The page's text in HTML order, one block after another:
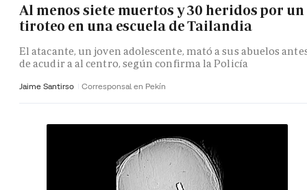
Al menos siete muertos y 30 heridos por un
tiroteo en una escuela de Tailandia
El atacante, un joven adolescente, mató a sus abuelos
de acudir a al centro, según confirma la Policía
Jaime Santirso Corresponsal en Pekín